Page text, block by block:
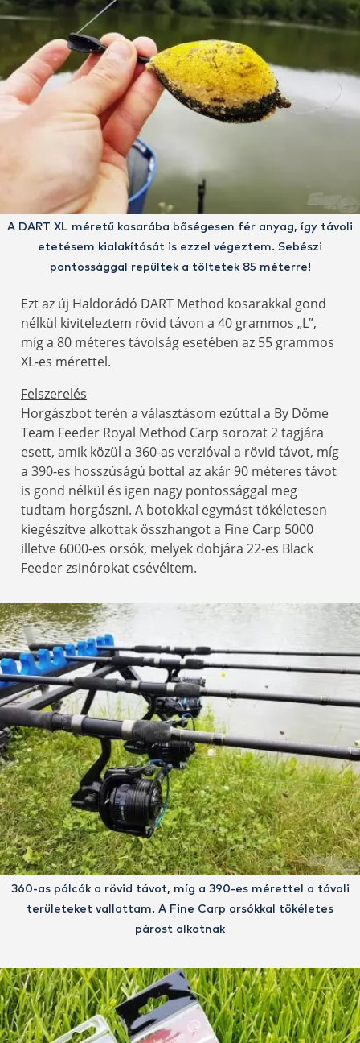
A DART XL méretű kosarába bőségesen fér anyag, így távoli
etetésem kialakítását is ezzel végeztem. Sebészi
pontossággal repültek a töltetek 85 méterre!
Ezt az új Haldorádó DART Method kosarakkal gond
nélkül kiviteleztem rövid távon a 40 grammos „L”,
míg a 80 méteres távolság esetében az 55 grammos
XL-es mérettel.
Felszerelés
Horgászbot terén a választásom ezúttal a By Döme
Team Feeder Royal Method Carp sorozat 2 tagjára
esett, amik közül a 360-as verzióval a rövid távot, míg
a 390-es hosszúságú bottal az akár 90 méteres távot
is gond nélkül és igen nagy pontossággal meg
tudtam horgászni. A botokkal egymást tökéletesen
kiegészítve alkottak összhangot a Fine Carp 5000
illetve 6000-es orsók, melyek dobjára 22-es Black
Feeder zsinórokat csévéltem.
360-as pálcák a rövid távot, míg a 390-es mérettel a távoli
területeket vallattam. A Fine Carp orsókkal tökéletes
párost alkotnak